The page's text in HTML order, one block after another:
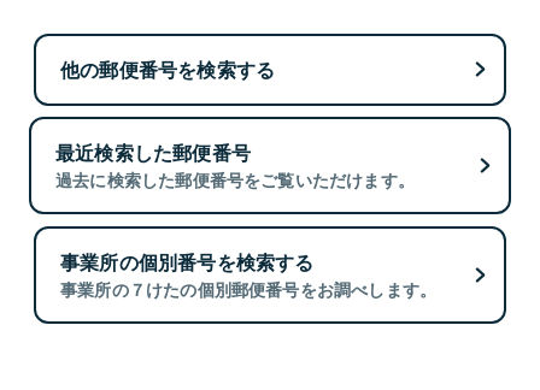
他の郵便番号を検索する
最近検索した郵便番号
過去に検索した郵便番号をご覧いただけます。
事業所の個別番号を検索する
事業所の７けたの個別郵便番号をお調べします。